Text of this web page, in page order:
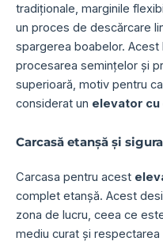
tradiționale, marginile
un proces de descărcare
spargerea boabelor.
procesarea semințelor și
superioară, motiv pentru
considerat un elevator cu
Carcasă etanșă și
Carcasa pentru acest
complet etanșă. Acest
zona de lucru, ceea ce
mediu curat și